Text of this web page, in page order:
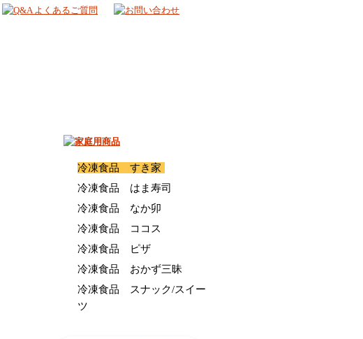
冷凍食品 すき家
冷凍食品 はま寿司
冷凍食品 なか卯
冷凍食品 ココス
冷凍食品 ピザ
冷凍食品 おかず三昧
冷凍食品 スナック/スイー
ツ